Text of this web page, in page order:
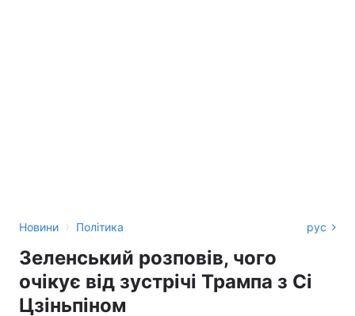
Новини › Політика рус
Зеленський розповів, чого
очікує від зустрічі Трампа з Сі
Цзіньпіном